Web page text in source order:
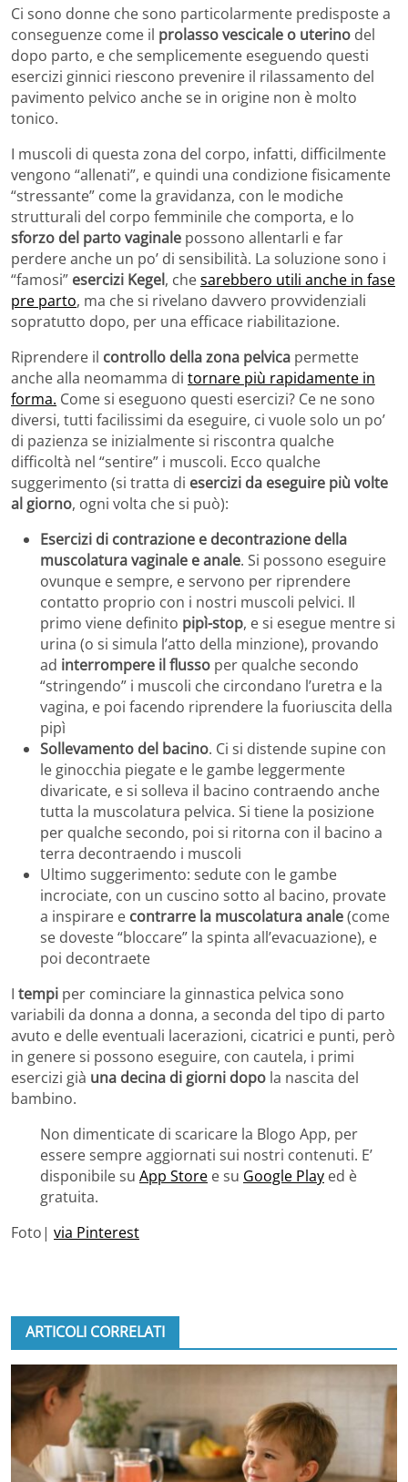
Ci sono donne che sono particolarmente predisposte a
conseguenze come il prolasso vescicale o uterino del
dopo parto, e che semplicemente eseguendo questi
esercizi ginnici riescono prevenire il rilassamento del
pavimento pelvico anche se in origine non è molto
tonico.
I muscoli di questa zona del corpo, infatti, difficilmente
vengono “allenati”, e quindi una condizione fisicamente
“stressante” come la gravidanza, con le modiche
strutturali del corpo femminile che comporta, e lo
sforzo del parto vaginale possono allentarli e far
perdere anche un po’ di sensibilità. La soluzione sono i
“famosi” esercizi Kegel, chesarebbero utili anche in fase
pre parto, ma che si rivelano davvero provvidenziali
sopratutto dopo, per una efficace riabilitazione.
Riprendere il controllo della zona pelvica permette
anche alla neomamma di tornare più rapidamente in
forma. Come si eseguono questi esercizi? Ce ne sono
diversi, tutti facilissimi da eseguire, ci vuole solo un po’
di pazienza se inizialmente si riscontra qualche
difficoltà nel “sentire” i muscoli. Ecco qualche
suggerimento (si tratta di esercizi da eseguire più volte
al giorno, ogni volta che si può):
Esercizi di contrazione e decontrazione della
muscolatura vaginale e anale. Si possono eseguire
ovunque e sempre, e servono per riprendere
contatto proprio con i nostri muscoli pelvici. Il
primo viene definito pipì-stop, e si esegue mentre si
urina (o si simula l’atto della minzione), provando
ad interrompere il flusso per qualche secondo
“stringendo” i muscoli che circondano l’uretra e la
vagina, e poi facendo riprendere la fuoriuscita della
pipì
Sollevamento del bacino. Ci si distende supine con
le ginocchia piegate e le gambe leggermente
divaricate, e si solleva il bacino contraendo anche
tutta la muscolatura pelvica. Si tiene la posizione
per qualche secondo, poi si ritorna con il bacino a
terra decontraendo i muscoli
Ultimo suggerimento: sedute con le gambe
incrociate, con un cuscino sotto al bacino, provate
a inspirare e contrarre la muscolatura anale(come
se doveste “bloccare” la spinta all’evacuazione), e
poi decontraete
I tempi per cominciare la ginnastica pelvica sono
variabili da donna a donna, a seconda del tipo di parto
avuto e delle eventuali lacerazioni, cicatrici e punti, però
in genere si possono eseguire, con cautela, i primi
esercizi già una decina di giorni dopo la nascita del
bambino.
Non dimenticate di scaricare la Blogo App, per
essere sempre aggiornati sui nostri contenuti. E’
disponibile su App Store e su Google Play ed è
gratuita.
Foto| via Pinterest
ARTICOLI CORRELATI